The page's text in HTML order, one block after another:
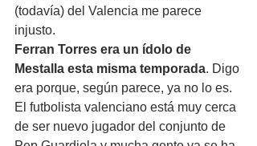
(todavía) del Valencia me parece
injusto.
Ferran Torres era un ídolo de
Mestalla esta misma temporada. Digo
era porque, según parece, ya no lo es.
El futbolista valenciano está muy cerca
de ser nuevo jugador del conjunto de